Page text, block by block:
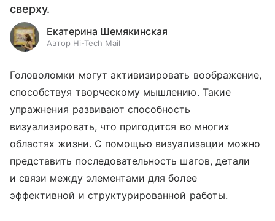
сверху.
Екатерина Шемякинская
Автор Hi-Tech Mail
Головоломки могут активизировать воображение,
способствуя творческому мышлению. Такие
упражнения развивают способность
визуализировать, что пригодится во многих
областях жизни. С помощью визуализации можно
представить последовательность шагов, детали
и связи между элементами для более
эффективной и структурированной работы.